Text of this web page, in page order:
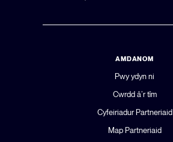
AMDANOM
Pwy ydyn ni
Cwrdd â’r tîm
Cyfeiriadur Partneriaid
Map Partneriaid